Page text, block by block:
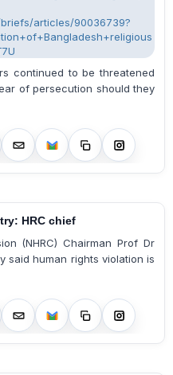
continued to be threatened
HRC chief